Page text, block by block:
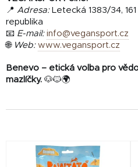
📍 Adresa:Letecká 1383/34,
republika
📧 E-mail: info@vegansport.cz
🌐 Web: www.vegansport.cz
Benevo – etická volba pro
mazlíčky. 🐶🐱🌍